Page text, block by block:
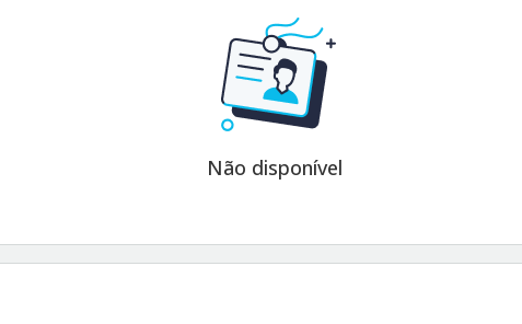
Não disponível